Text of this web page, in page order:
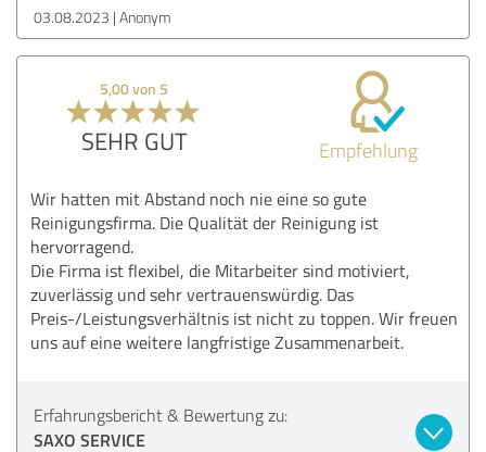
03.08.2023 Anonym
5,00 von 5
SEHR GUT Empfehlung
Wir hatten mit Abstand noch nie eine so gute
Reinigungsfirma. Die Qualität der Reinigung ist
hervorragend.
Die Firma ist flexibel, die Mitarbeiter sind motiviert,
zuverlässig und sehr vertrauenswürdig. Das
Preis-/Leistungsverhältnis ist nicht zu toppen. Wir freuen
uns auf eine weitere langfristige Zusammenarbeit.
Erfahrungsbericht & Bewertung zu:
SAXO SERVICE